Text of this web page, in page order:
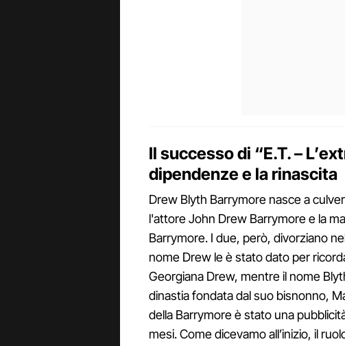
Il successo di “E.T. –
dipendenze e la rinascita
Drew Blyth Barrymore nasce a
l'attore John Drew Barrymore e la
Barrymore. I due, però, divorziano
nome Drew le è stato dato per
Georgiana Drew, mentre il nome
dinastia fondata dal suo bisnonno,
della Barrymore è stato una
mesi. Come dicevamo all’inizio, il